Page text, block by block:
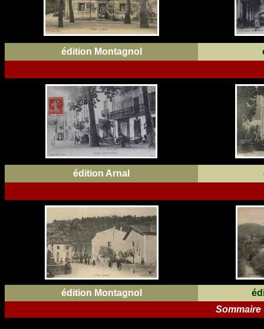
édition Montagnol
édition Arnal
édition Montagnol
Sommaire